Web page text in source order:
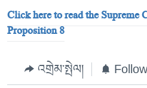
Click here to read the Supreme
Proposition 8
འགྲེམ་སྤེལ།